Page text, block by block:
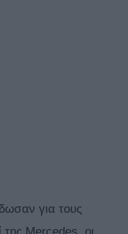
για τους